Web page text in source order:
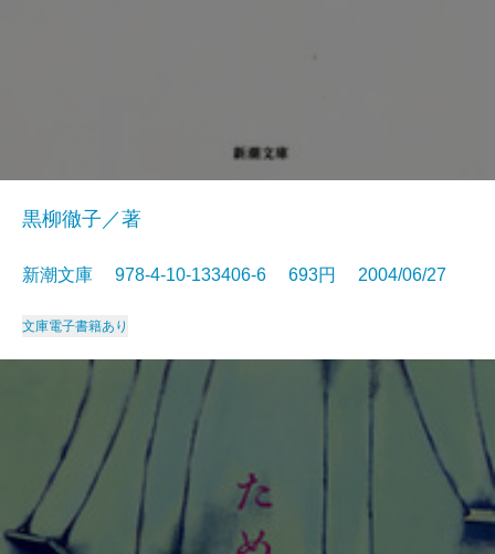
黒柳徹子／著
新潮文庫 978-4-10-133406-6 693円 2004/06/27
文庫電子書籍あり